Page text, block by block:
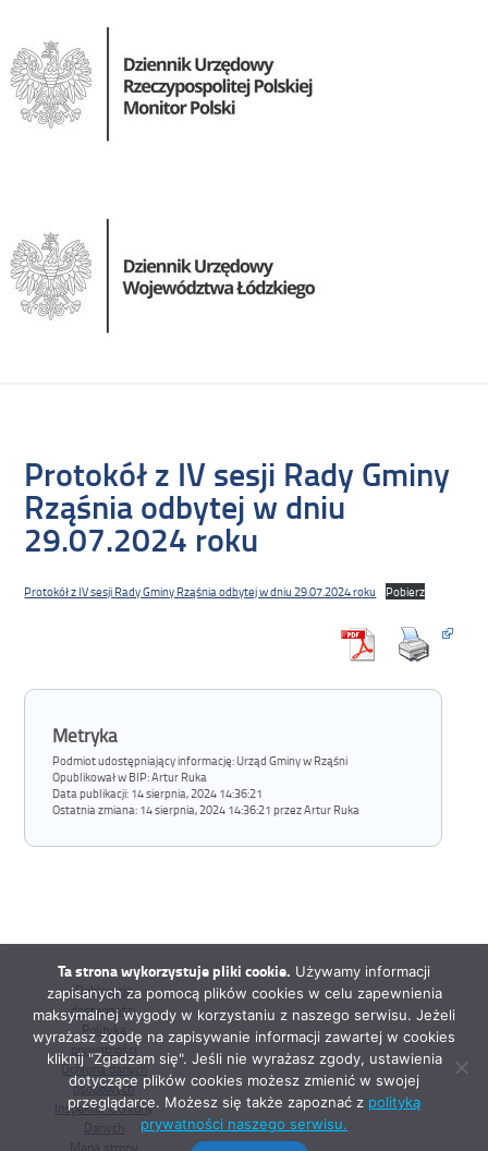
Protokół z IV sesji Rady Gminy
Rząśnia odbytej w dniu
29.07.2024 roku
Protokół z IV sesji Rady Gminy Rząśnia odbytej w dniu 29.07.2024 roku Pobierz
Metryka
Podmiot udostępniający informację: Urząd Gminy w Rząśni
Opublikował w BIP:Artur Ruka
Data publikacji: 14 sierpnia, 2024 14:36:21
Ostatnia zmiana: 14 sierpnia, 2024 14:36:21 przez Artur Ruka
Deklaracja
dostępności
Polityka
prywatności
Ochrona danych
osobowych
Inspektor Ochrony
Danych
Mapa strony
Ta strona wykorzystuje pliki cookie. Używamy informacji
zapisanych za pomocą plików cookies w celu zapewnienia
maksymalnej wygody w korzystaniu z naszego serwisu. Jeżeli
wyrażasz zgodę na zapisywanie informacji zawartej w cookies
kliknij "Zgadzam się". Jeśli nie wyrażasz zgody, ustawienia
dotyczące plików cookies możesz zmienić w swojej
przeglądarce. Możesz się także zapoznać z polityką
prywatności naszego serwisu.